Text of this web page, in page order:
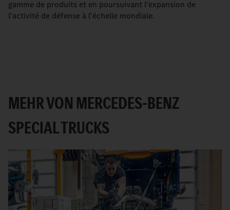
gamme de produits et en poursuivant l'expansion de
l'activité de défense à l'échelle mondiale.
MEHR VON MERCEDES-BENZ
SPECIAL TRUCKS